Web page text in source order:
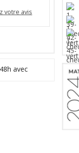
votre avis
avec